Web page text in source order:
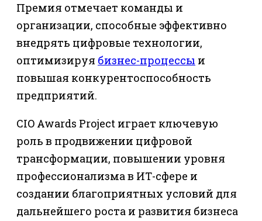
Премия отмечает команды и
организации, способные эффективно
внедрять цифровые технологии,
оптимизируя бизнес-процессы и
повышая конкурентоспособность
предприятий.
CIO Awards Project играет ключевую
роль в продвижении цифровой
трансформации, повышении уровня
профессионализма в ИТ-сфере и
создании благоприятных условий для
дальнейшего роста и развития бизнеса